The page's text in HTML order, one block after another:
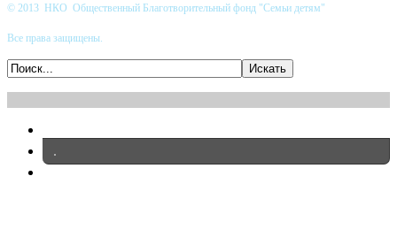
© 2013 НКО Общественный Благотворительный фонд "Семьи детям"
Все права защищены.
.